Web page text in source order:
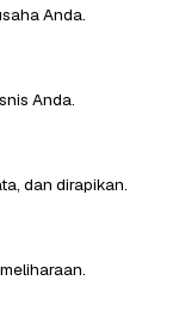
Anda.
Anda.
dan dirapikan.